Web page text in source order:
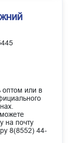
оптом или в
на почту
8(8552) 44-